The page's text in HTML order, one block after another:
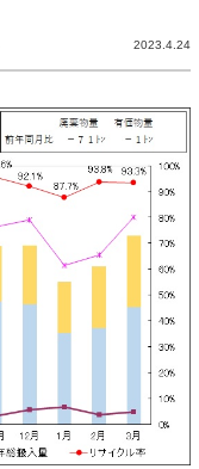
2023.4.24